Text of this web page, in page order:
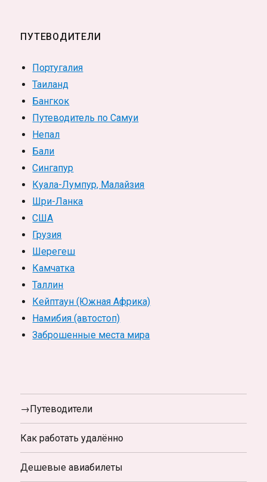
ПУТЕВОДИТЕЛИ
Португалия
Таиланд
Бангкок
Путеводитель по Самуи
Непал
Бали
Сингапур
Куала-Лумпур, Малайзия
Шри-Ланка
США
Грузия
Шерегеш
Камчатка
Таллин
Кейптаун (Южная Африка)
Намибия (автостоп)
Заброшенные места мира
→Путеводители
Как работать удалённо
Дешевые авиабилеты